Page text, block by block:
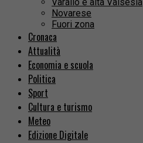
Varallo e alta Valsesia
Novarese
Fuori zona
Cronaca
Attualità
Economia e scuola
Politica
Sport
Cultura e turismo
Meteo
Edizione Digitale